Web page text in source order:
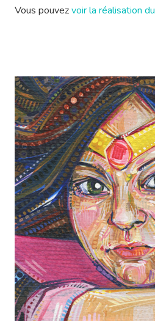
Vous pouvezvoir la réalisation du